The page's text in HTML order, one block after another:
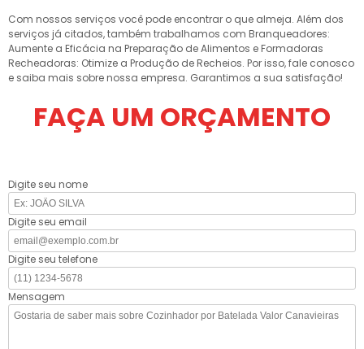
Com nossos serviços você pode encontrar o que almeja. Além dos
serviços já citados, também trabalhamos com Branqueadores:
Aumente a Eficácia na Preparação de Alimentos e Formadoras
Recheadoras: Otimize a Produção de Recheios. Por isso, fale conosco
e saiba mais sobre nossa empresa. Garantimos a sua satisfação!
FAÇA UM ORÇAMENTO
Digite seu nome
Digite seu email
Digite seu telefone
Mensagem